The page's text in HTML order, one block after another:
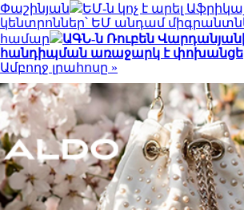
Փաշինյան
ԵՄ-ն կոչ է արել
կենտրոններ՝ ԵՄ անդամ
համար
ԱԳՆ-ն Ռուբեն
հանդիպման առաջարկ է
Ամբողջ լրահոսը »